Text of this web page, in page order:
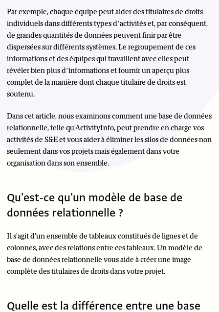
Par exemple, chaque équipe peut aider des titulaires de droits
individuels dans différents types d’activités et, par conséquent,
de grandes quantités de données peuvent finir par être
dispersées sur différents systèmes. Le regroupement de ces
informations et des équipes qui travaillent avec elles peut
révéler bien plus d’informations et fournir un aperçu plus
complet de la manière dont chaque titulaire de droits est
soutenu.
Dans cet article, nous examinons comment une base de données
relationnelle, telle qu'ActivityInfo, peut prendre en charge vos
activités de S&E et vous aider à éliminer les silos de données non
seulement dans vos projets mais également dans votre
organisation dans son ensemble.
Qu'est-ce qu'un modèle de base de
données relationnelle ?
Il s'agit d'un ensemble de tableaux constitués de lignes et de
colonnes, avec des relations entre ces tableaux. Un modèle de
base de données relationnelle vous aide à créer une image
complète des titulaires de droits dans votre projet.
Quelle est la différence entre une base